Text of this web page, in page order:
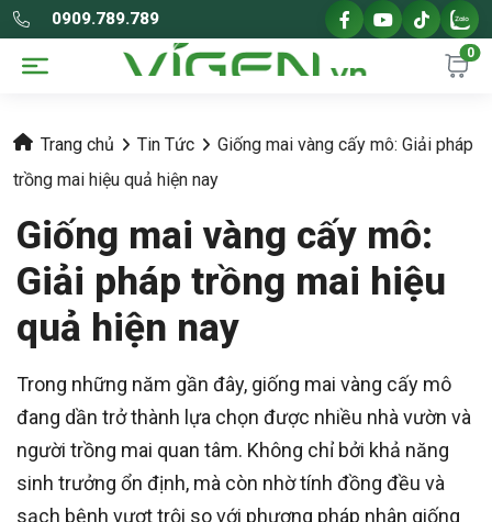
0909.789.789
0
Trang chủ Tin Tức
Giống mai vàng cấy mô: Giải pháp
trồng mai hiệu quả hiện nay
Giống mai vàng cấy mô:
Giải pháp trồng mai hiệu
quả hiện nay
Trong những năm gần đây, giống mai vàng cấy mô
đang dần trở thành lựa chọn được nhiều nhà vườn và
người trồng mai quan tâm. Không chỉ bởi khả năng
sinh trưởng ổn định, mà còn nhờ tính đồng đều và
sạch bệnh vượt trội so với phương pháp nhân giống